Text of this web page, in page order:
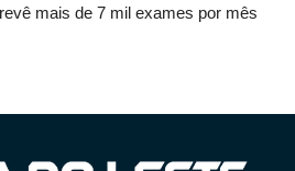
mais de 7 mil exames por mês